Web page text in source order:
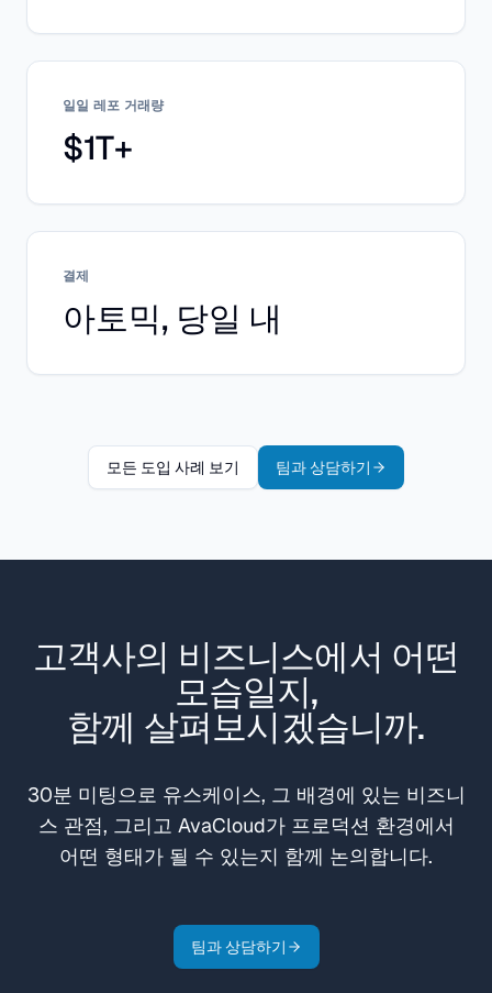
일일 레포 거래량
$1T+
결제
아토믹, 당일 내
모든 도입 사례 보기 팀과 상담하기
고객사의 비즈니스에서 어떤
모습일지,
함께 살펴보시겠습니까.
30분 미팅으로 유스케이스, 그 배경에 있는 비즈니
스 관점, 그리고 AvaCloud가 프로덕션 환경에서
어떤 형태가 될 수 있는지 함께 논의합니다.
팀과 상담하기